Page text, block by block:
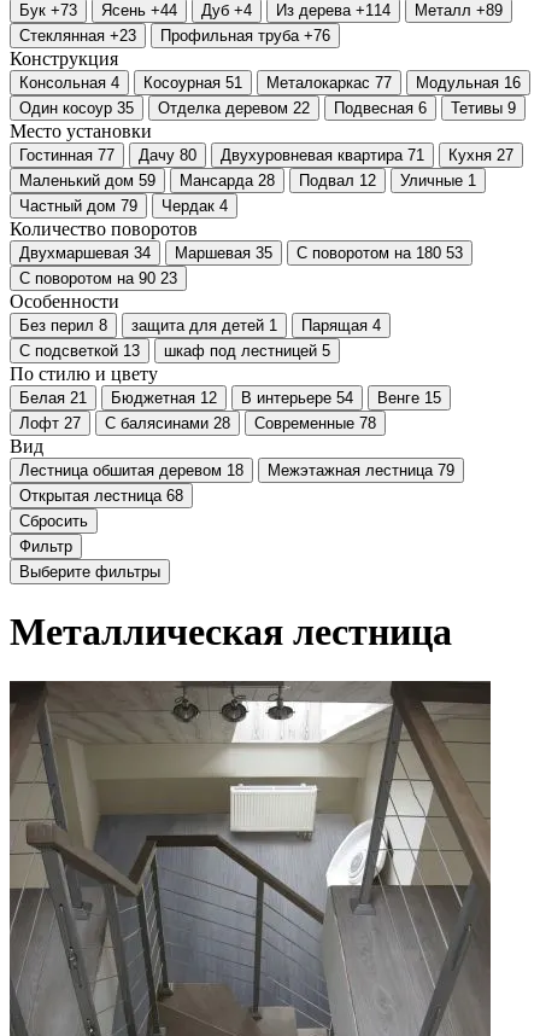
Бук +73 Ясень +44 Дуб +4 Из дерева +114 Металл +89
Стеклянная +23 Профильная труба +76
Конструкция
Консольная 4 Косоурная 51 Металокаркас 77 Модульная 16
Один косоур 35 Отделка деревом 22 Подвесная 6 Тетивы 9
Место установки
Гостинная 77 Дачу 80 Двухуровневая квартира 71 Кухня 27
Маленький дом 59 Мансарда 28 Подвал 12 Уличные 1
Частный дом 79 Чердак 4
Количество поворотов
Двухмаршевая 34 Маршевая 35 С поворотом на 180 53
С поворотом на 90 23
Особенности
Без перил 8 защита для детей 1 Парящая 4
С подсветкой 13 шкаф под лестницей 5
По стилю и цвету
Белая 21 Бюджетная 12 В интерьере 54 Венге 15
Лофт 27 С балясинами 28 Современные 78
Вид
Лестница обшитая деревом 18 Межэтажная лестница 79
Открытая лестница 68
Сбросить
Фильтр
Выберите фильтры
Металлическая лестница